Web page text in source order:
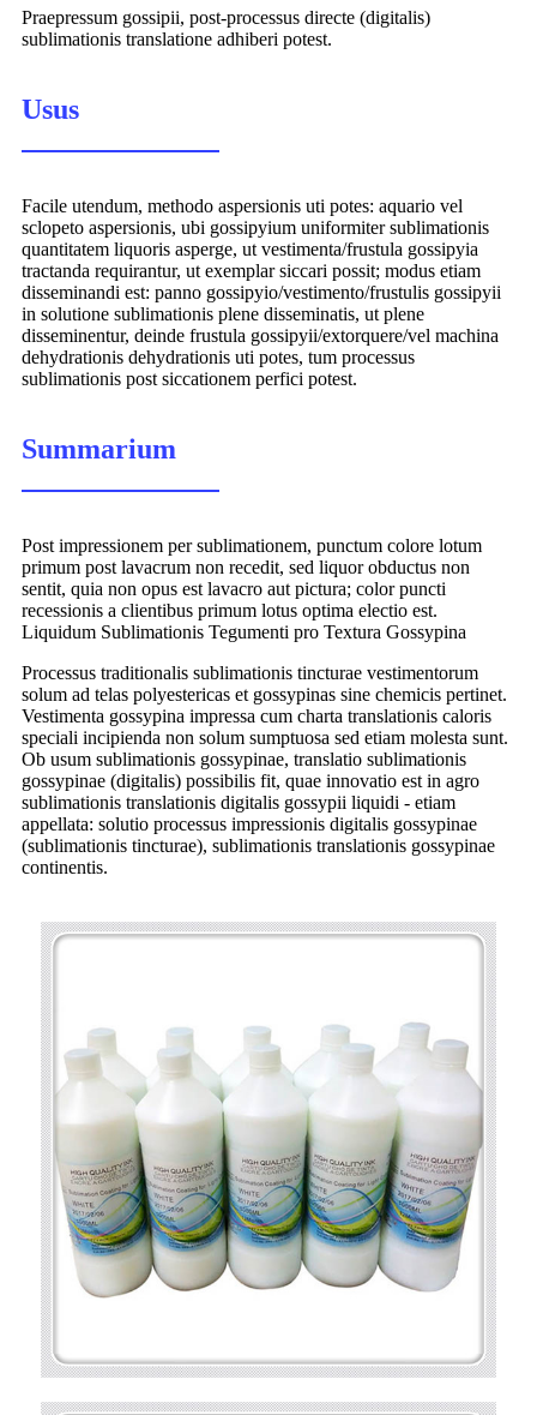
Praepressum gossipii, post-processus directe (digitalis)
sublimationis translatione adhiberi potest.
Usus
Facile utendum, methodo aspersionis uti potes: aquario vel
sclopeto aspersionis, ubi gossipyium uniformiter sublimationis
quantitatem liquoris asperge, ut vestimenta/frustula gossipyia
tractanda requirantur, ut exemplar siccari possit; modus etiam
disseminandi est: panno gossipyio/vestimento/frustulis gossipyii
in solutione sublimationis plene disseminatis, ut plene
disseminentur, deinde frustula gossipyii/extorquere/vel machina
dehydrationis dehydrationis uti potes, tum processus
sublimationis post siccationem perfici potest.
Summarium
Post impressionem per sublimationem, punctum colore lotum
primum post lavacrum non recedit, sed liquor obductus non
sentit, quia non opus est lavacro aut pictura; color puncti
recessionis a clientibus primum lotus optima electio est.
Liquidum Sublimationis Tegumenti pro Textura Gossypina
Processus traditionalis sublimationis tincturae vestimentorum
solum ad telas polyestericas et gossypinas sine chemicis pertinet.
Vestimenta gossypina impressa cum charta translationis caloris
speciali incipienda non solum sumptuosa sed etiam molesta sunt.
Ob usum sublimationis gossypinae, translatio sublimationis
gossypinae (digitalis) possibilis fit, quae innovatio est in agro
sublimationis translationis digitalis gossypii liquidi - etiam
appellata: solutio processus impressionis digitalis gossypinae
(sublimationis tincturae), sublimationis translationis gossypinae
continentis.